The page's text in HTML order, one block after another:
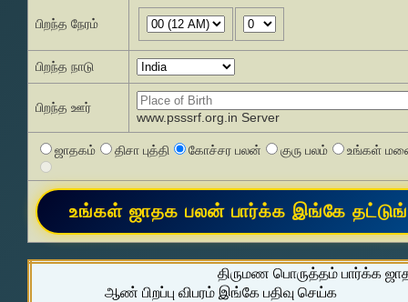
பிறந்த நேரம்
பிறந்த நாடு
பிறந்த ஊர்
www.psssrf.org.in Server
ஜாதகம் திசா புத்தி கோச்சர பலன் குரு பலம் உங்கள்
திருமண பொருத்தம் பார்க்க
ஆண் பிறப்பு விபரம் இங்கே பதிவு செய்க